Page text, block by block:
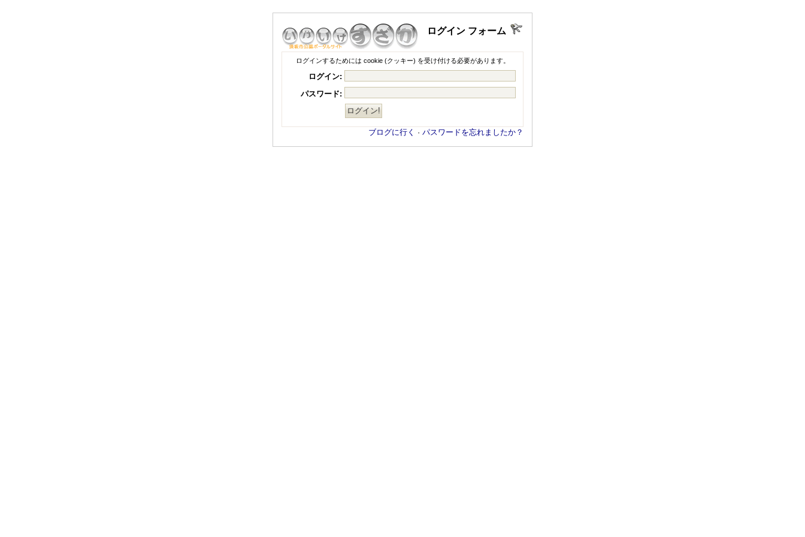
ログイン フォーム
ログインするためには cookie (クッキー) を受け付ける必要があります。
ログイン:
パスワード:
ブログに行く · パスワードを忘れましたか？